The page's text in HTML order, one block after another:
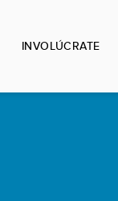
INVOLÚCRATE